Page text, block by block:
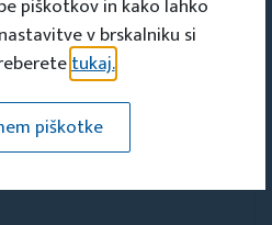
VELENJE
piškotkov in kako lahko
v brskalniku si
tukaj.
piškotke